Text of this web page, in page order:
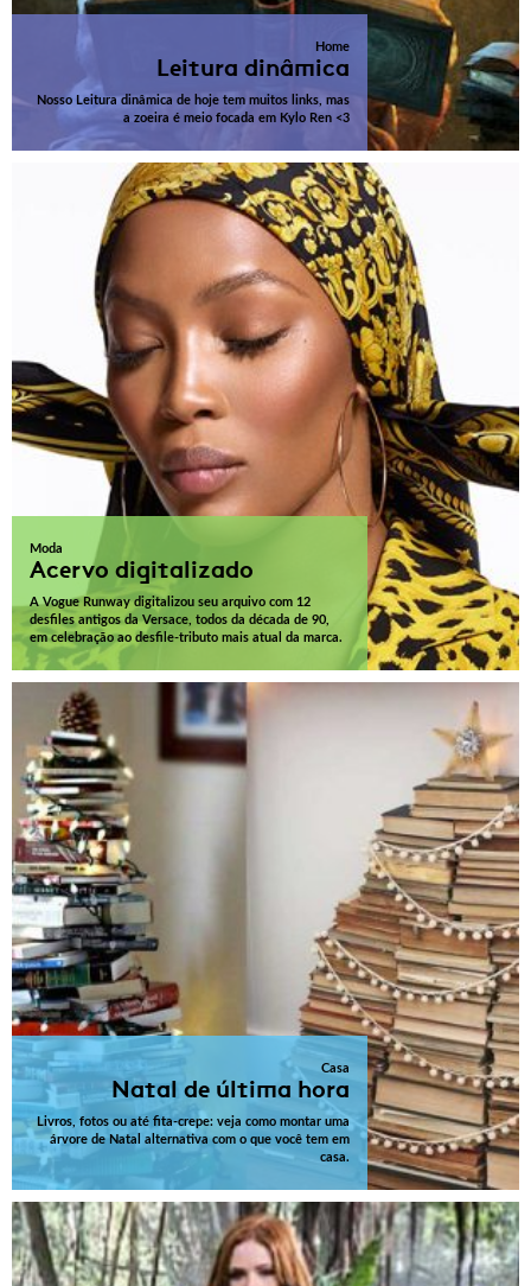
Home
Leitura dinâmica
Nosso Leitura dinâmica de hoje tem muitos links, mas
a zoeira é meio focada em Kylo Ren <3
Moda
Acervo digitalizado
A Vogue Runway digitalizou seu arquivo com 12
desfiles antigos da Versace, todos da década de 90,
em celebração ao desfile-tributo mais atual da marca.
Casa
Natal de última hora
Livros, fotos ou até fita-crepe: veja como montar uma
árvore de Natal alternativa com o que você tem em
casa.